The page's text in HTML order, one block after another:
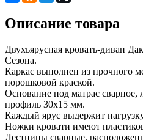
Описание товара
Двухъярусная кровать-диван
Сезона.
Каркас выполнен из прочного
порошковой краской.
Основание под матрас сварное,
профиль 30х15 мм.
Каждый ярус выдержит
Ножки кровати имеют
Лестницы сварные,